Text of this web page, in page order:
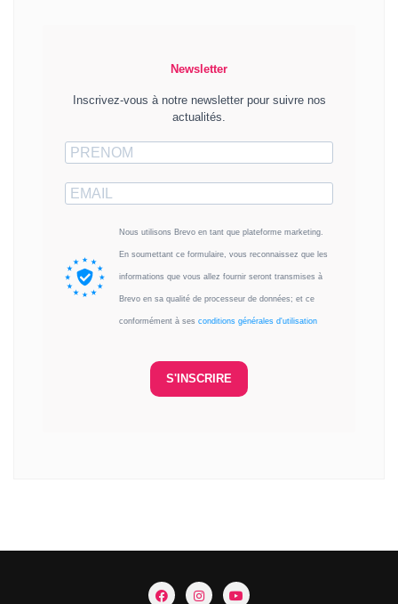
Newsletter
Inscrivez-vous à notre newsletter pour suivre nos
actualités.
Nous utilisons Brevo en tant que plateforme marketing.
En soumettant ce formulaire, vous reconnaissez que les
informations que vous allez fournir seront transmises à
Brevo en sa qualité de processeur de données; et ce
conformément à ses conditions générales d'utilisation
S'INSCRIRE